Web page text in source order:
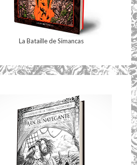
La Bataille de Simancas